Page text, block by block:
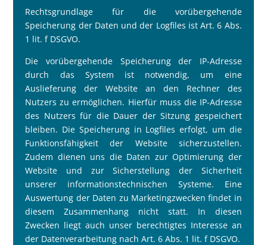
Rechtsgrundlage für die vorübergehende
Speicherung der Daten und der Logfiles ist Art. 6 Abs.
1 lit. f DSGVO.
Die vorübergehende Speicherung der IP-Adresse
durch das System ist notwendig, um eine
Auslieferung der Website an den Rechner des
Nutzers zu ermöglichen. Hierfür muss die IP-Adresse
des Nutzers für die Dauer der Sitzung gespeichert
bleiben. Die Speicherung in Logfiles erfolgt, um die
Funktionsfähigkeit der Website sicherzustellen.
Zudem dienen uns die Daten zur Optimierung der
Website und zur Sicherstellung der Sicherheit
unserer informationstechnischen Systeme. Eine
Auswertung der Daten zu Marketingzwecken findet in
diesem Zusammenhang nicht statt. In diesen
Zwecken liegt auch unser berechtigtes Interesse an
der Datenverarbeitung nach Art. 6 Abs. 1 lit. f DSGVO.